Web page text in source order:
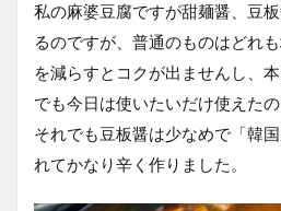
私の麻婆豆腐ですが甜麺醤、豆
るのですが、普通のものはどれ
を減らすとコクが出ませんし、
でも今日は使いたいだけ使えた
それでも豆板醤は少なめで「韓
れてかなり辛く作りました。